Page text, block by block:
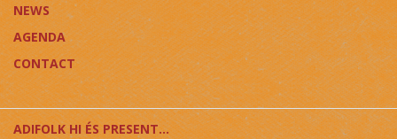
NEWS
AGENDA
CONTACT
ADIFOLK HI ÉS PRESENT...